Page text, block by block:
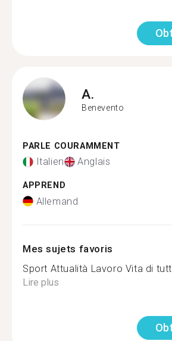
A.
Benevento
PARLE COURAMMENT
Italien Anglais
APPREND
Allemand
Mes sujets favoris
Sport Attualità Lavoro Vita di tutti
Lire plus